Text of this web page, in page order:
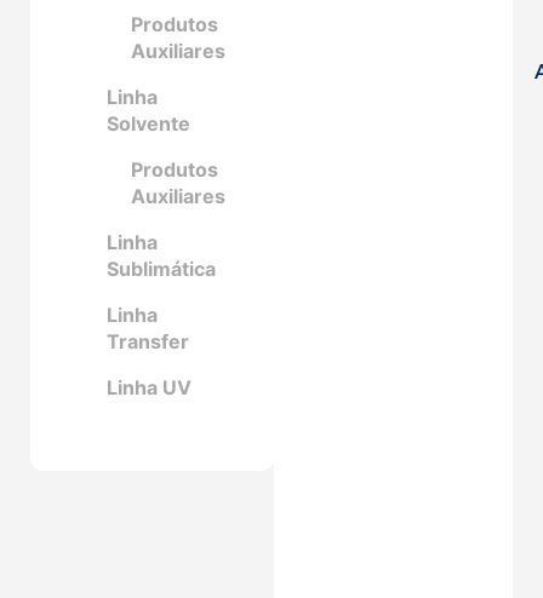
Produtos
Auxiliares
Linha
Solvente
Produtos
Auxiliares
Linha
Sublimática
Linha
Transfer
Linha UV